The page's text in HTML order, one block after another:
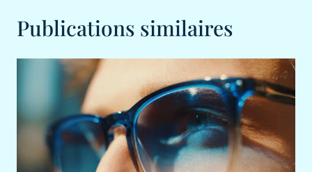
Publications similaires